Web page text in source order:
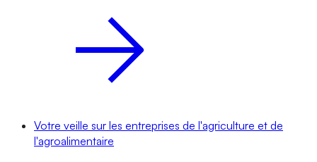
Votre veille sur les entreprises de l'agriculture et de
l'agroalimentaire